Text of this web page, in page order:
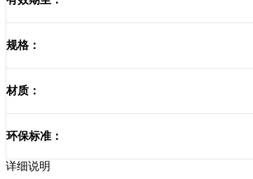
规格：
材质：
环保标准：
详细说明